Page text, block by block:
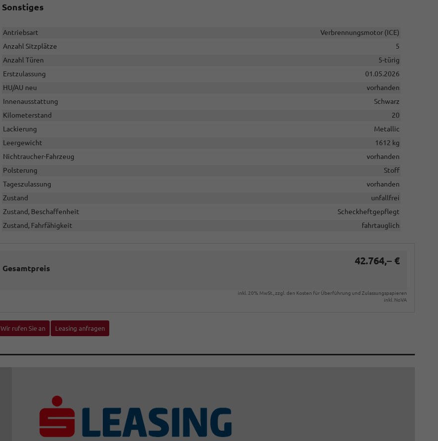
Sonstiges
Antriebsart
Verbrennungsmotor (ICE)
Anzahl Sitzplätze
5
Anzahl Türen
5-türig
Erstzulassung
01.05.2026
HU/AU neu
vorhanden
Innenausstattung
Schwarz
Kilometerstand
20
Lackierung
Metallic
Leergewicht
1612 kg
Nichtraucher-Fahrzeug
vorhanden
Polsterung
Stoff
Tageszulassung
vorhanden
Zustand
unfallfrei
Zustand, Beschaffenheit
Scheckheftgepflegt
Zustand, Fahrfähigkeit
fahrtauglich
Gesamtpreis
42.764,– €
inkl. 20% MwSt., zzgl. den Kosten für Überführung und Zulassungspapieren
inkl. NoVA
Wir rufen Sie an Leasing anfragen